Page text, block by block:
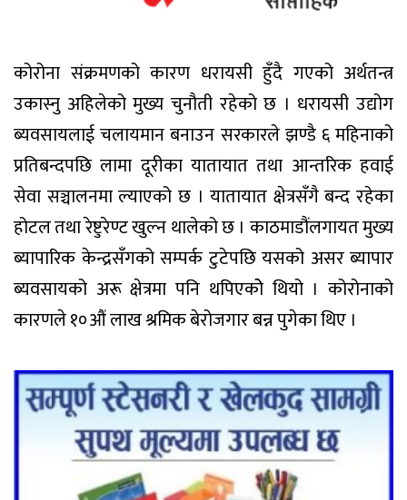
कोरोना संक्रमणको कारण धरायसी हुँदै गएको अर्थतन्त्र
उकास्नु अहिलेको मुख्य चुनौती रहेको छ । धरायसी उद्योग
ब्यवसायलाई चलायमान बनाउन सरकारले झण्डै ६ महिनाको
प्रतिबन्दपछि लामा दूरीका यातायात तथा आन्तरिक हवाई
सेवा सञ्चालनमा ल्याएको छ । यातायात क्षेत्रसँगै बन्द रहेका
होटल तथा रेष्टुरेण्ट खुल्न थालेको छ । काठमाडौंलगायत मुख्य
ब्यापारिक केन्द्रसँगको सम्पर्क टुटेपछि यसको असर ब्यापार
ब्यवसायको अरू क्षेत्रमा पनि थपिएकोे थियो । कोरोनाको
कारणले १०औं लाख श्रमिक बेरोजगार बन्न पुगेका थिए ।